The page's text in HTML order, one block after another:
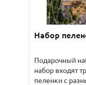
Набор
Подарочный
набор входят
пеленки с